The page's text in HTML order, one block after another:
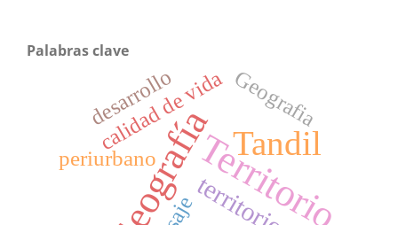
Palabras clave
Territorio
Geografía Tandil
territorio
periurbano
calidad de vidaGeografia
desarrollo